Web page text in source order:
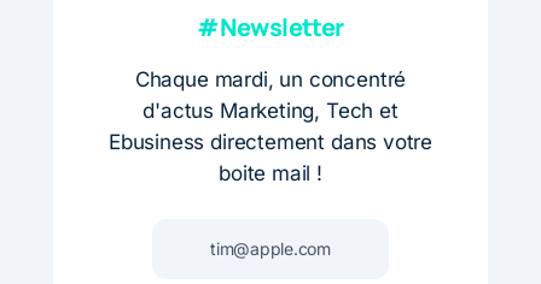
#Newsletter
Chaque mardi, un concentré
d'actus Marketing, Tech et
Ebusiness directement dans votre
boite mail !